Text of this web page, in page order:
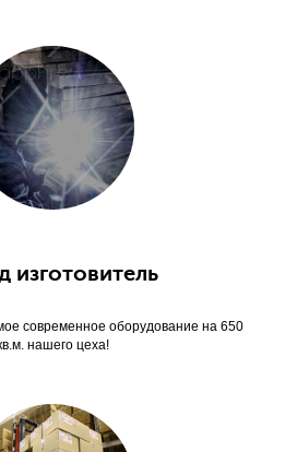
изготовитель
современное оборудование на 650
нашего цеха!